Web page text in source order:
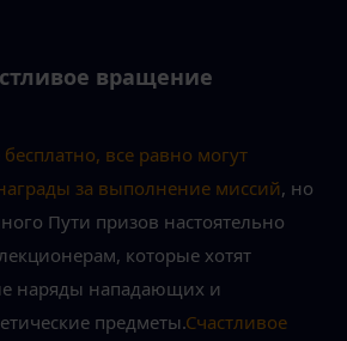
вращение
все равно могут
за выполнение миссий, но
Пути призов настоятельно
которые хотят
наряды нападающих и
предметы.Счастливое